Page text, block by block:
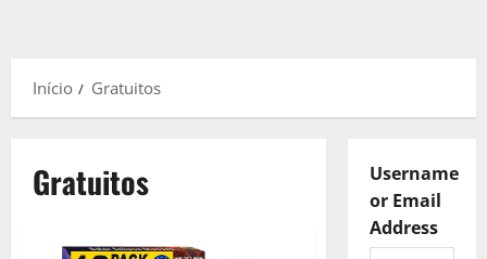
Início Gratuitos
Gratuitos
Username
or Email
Address